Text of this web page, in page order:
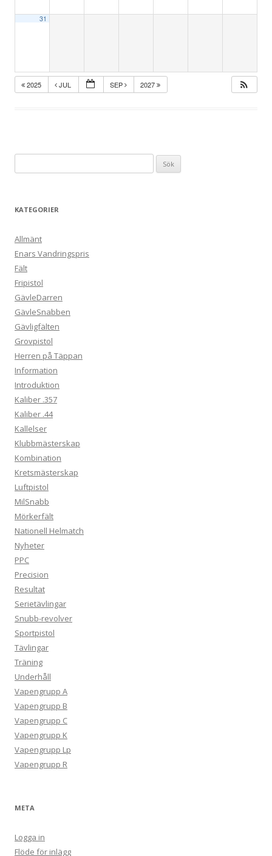
31
2025 JUL SEP 2027
efter:
KATEGORIER
Allmänt
Enars Vandringspris
Fält
Fripistol
GävleDarren
GävleSnabben
Gävligfälten
Grovpistol
Herren på Täppan
Information
Introduktion
Kaliber .357
Kaliber .44
Kallelser
Klubbmästerskap
Kombination
Kretsmästerskap
Luftpistol
MilSnabb
Mörkerfält
Nationell Helmatch
Nyheter
PPC
Precision
Resultat
Serietävlingar
Snubb-revolver
Sportpistol
Tävlingar
Träning
Underhåll
Vapengrupp A
Vapengrupp B
Vapengrupp C
Vapengrupp K
Vapengrupp Lp
Vapengrupp R
META
Logga in
Flöde för inlägg